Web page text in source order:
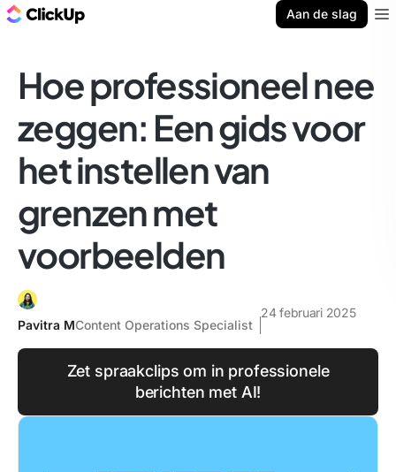
Aan de slag
Hoe professioneel nee
zeggen: Een gids voor
het instellen van
grenzen met
voorbeelden
Pavitra MContent Operations Specialist
24 februari 2025
Zet spraakclips om in professionele
berichten met AI!